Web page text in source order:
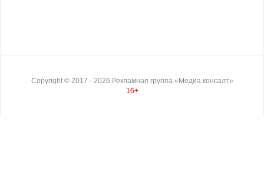
Copyright © 2017 - 2026 Рекламная группа «Медиа консалт»
16+